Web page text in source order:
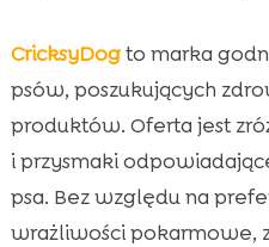
CricksyDogto marka
psów, poszukujących
produktów. Oferta jest
i przysmaki
psa. Bez względu na
wrażliwości pokarmowe,